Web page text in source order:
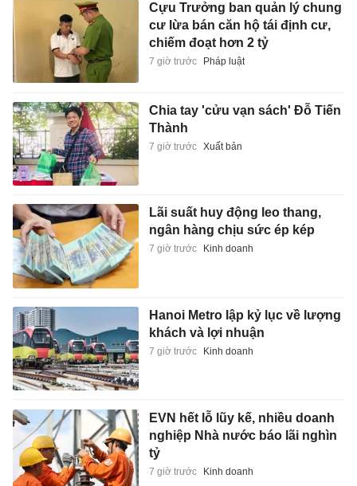
Cựu Trưởng ban quản lý chung
cư lừa bán căn hộ tái định cư,
chiếm đoạt hơn 2 tỷ
7 giờ trước Pháp luật
Chia tay 'cửu vạn sách' Đỗ Tiến
Thành
7 giờ trước Xuất bản
Lãi suất huy động leo thang,
ngân hàng chịu sức ép kép
7 giờ trước Kinh doanh
Hanoi Metro lập kỷ lục về lượng
khách và lợi nhuận
7 giờ trước Kinh doanh
EVN hết lỗ lũy kế, nhiều doanh
nghiệp Nhà nước báo lãi nghìn
tỷ
7 giờ trước Kinh doanh